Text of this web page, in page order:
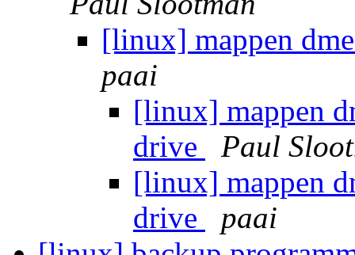
[linux] mappen
paai
[linux] mappen
drive
Paul
[linux] mappen
drive
paai